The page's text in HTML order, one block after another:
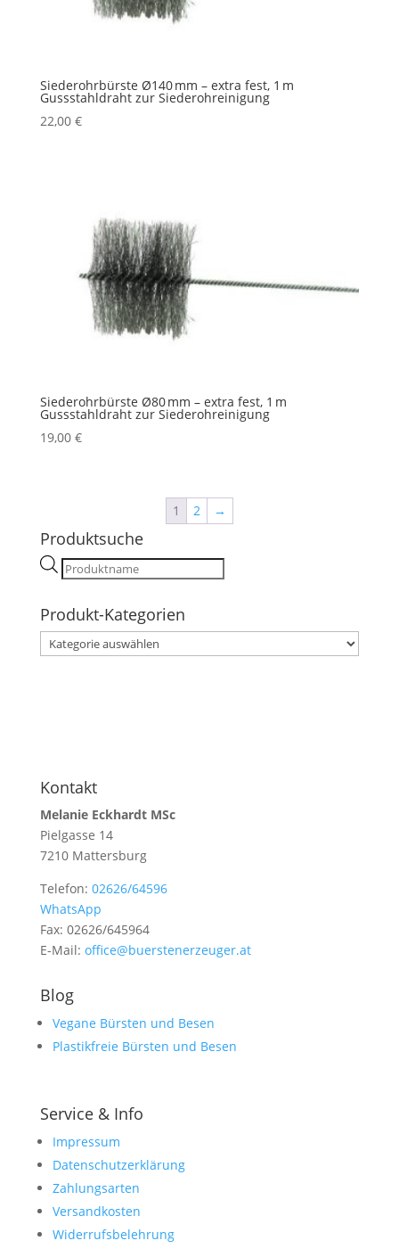
Siederohrbürste Ø140 mm – extra fest, 1 m
Gussstahldraht zur Siederohreinigung
22,00 €
Siederohrbürste Ø80 mm – extra fest, 1 m
Gussstahldraht zur Siederohreinigung
19,00 €
1 2 →
Produktsuche
Products
search
Produkt-Kategorien
Kontakt
Melanie Eckhardt MSc
Pielgasse 14
7210 Mattersburg
Telefon: 02626/64596
WhatsApp
Fax: 02626/645964
E-Mail: office@buerstenerzeuger.at
Blog
Vegane Bürsten und Besen
Plastikfreie Bürsten und Besen
Service & Info
Impressum
Datenschutzerklärung
Zahlungsarten
Versandkosten
Widerrufsbelehrung